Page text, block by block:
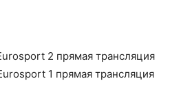
2 прямая трансляция
1 прямая трансляция